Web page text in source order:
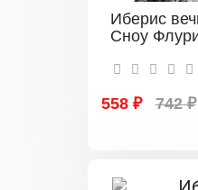
Иберис
Сноу
558 ₽ 742 ₽